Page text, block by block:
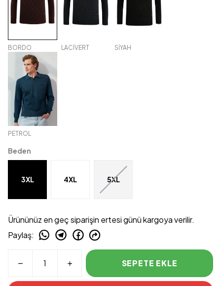
BORDO LACİVERT SİYAH
PETROL
Beden
3XL 4XL 5XL
Ürününüz en geç siparişin ertesi günü kargoya verilir.
Paylaş:
SEPETE EKLE